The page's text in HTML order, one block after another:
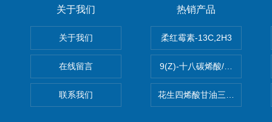
关于我们
关于我们
在线留言
联系我们
热销产品
柔红霉素-13C,2H3
9(Z)-十八碳烯酸/油酸
花生四烯酸甘油三酯(顺式-